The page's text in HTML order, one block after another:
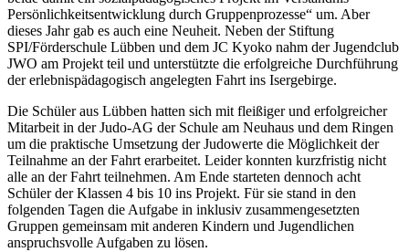
Persönlichkeitsentwicklung durch Gruppenprozesse“ um. Aber
dieses Jahr gab es auch eine Neuheit. Neben der Stiftung
SPI/Förderschule Lübben und dem JC Kyoko nahm der Jugendclub
JWO am Projekt teil und unterstützte die erfolgreiche Durchführung
der erlebnispädagogisch angelegten Fahrt ins Isergebirge.
Die Schüler aus Lübben hatten sich mit fleißiger und erfolgreicher
Mitarbeit in der Judo-AG der Schule am Neuhaus und dem Ringen
um die praktische Umsetzung der Judowerte die Möglichkeit der
Teilnahme an der Fahrt erarbeitet. Leider konnten kurzfristig nicht
alle an der Fahrt teilnehmen. Am Ende starteten dennoch acht
Schüler der Klassen 4 bis 10 ins Projekt. Für sie stand in den
folgenden Tagen die Aufgabe in inklusiv zusammengesetzten
Gruppen gemeinsam mit anderen Kindern und Jugendlichen
anspruchsvolle Aufgaben zu lösen.